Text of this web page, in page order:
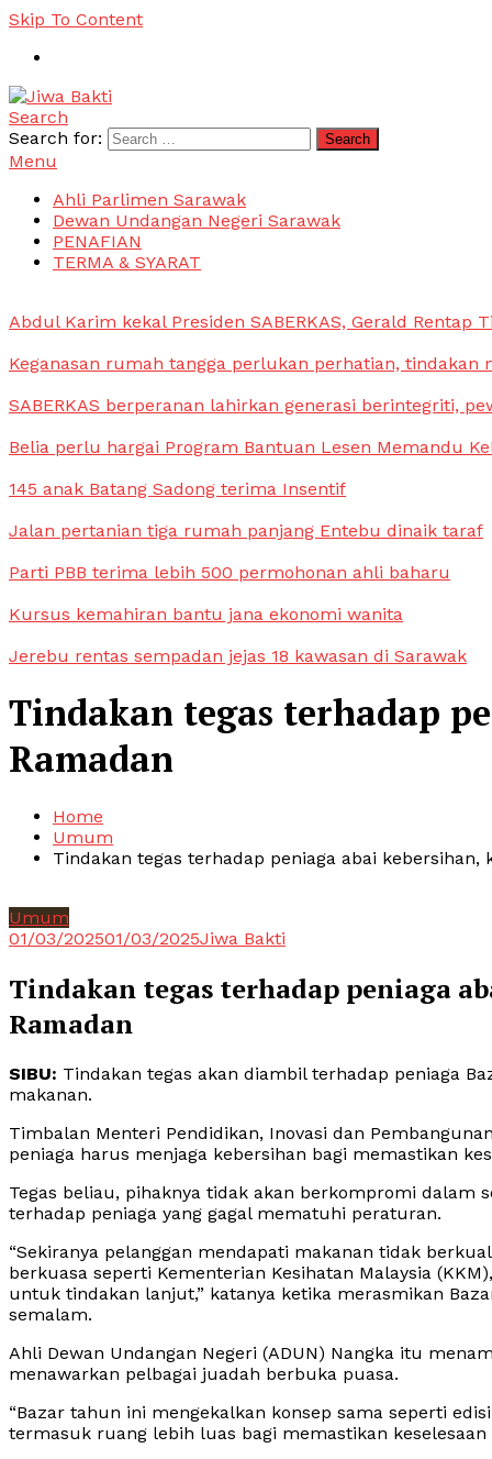
Skip To Content
Jiwa Bakti
Suara PBB Sarawak
Search
Search for:
Menu
Ahli Parlimen Sarawak
Dewan Undangan Negeri Sarawak
PENAFIAN
TERMA & SYARAT
Abdul Karim kekal Presiden SABERKAS, Gerald Rentap
Keganasan rumah tangga perlukan perhatian, tindakan
SABERKAS berperanan lahirkan generasi berintegriti,
Belia perlu hargai Program Bantuan Lesen Memandu
145 anak Batang Sadong terima Insentif
Jalan pertanian tiga rumah panjang Entebu dinaik taraf
Parti PBB terima lebih 500 permohonan ahli baharu
Kursus kemahiran bantu jana ekonomi wanita
Jerebu rentas sempadan jejas 18 kawasan di Sarawak
Tindakan tegas terhadap
Ramadan
Home
Umum
Tindakan tegas terhadap peniaga abai
Umum
01/03/202501/03/2025Jiwa Bakti
Tindakan tegas terhadap peniaga
Ramadan
SIBU: Tindakan tegas akan diambil terhadap peniaga
makanan.
Timbalan Menteri Pendidikan, Inovasi dan
peniaga harus menjaga kebersihan bagi memastikan
Tegas beliau, pihaknya tidak akan berkompromi dalam
terhadap peniaga yang gagal mematuhi peraturan.
“Sekiranya pelanggan mendapati makanan tidak
berkuasa seperti Kementerian Kesihatan Malaysia
untuk tindakan lanjut,” katanya ketika merasmikan
semalam.
Ahli Dewan Undangan Negeri (ADUN) Nangka itu
menawarkan pelbagai juadah berbuka puasa.
“Bazar tahun ini mengekalkan konsep sama seperti
termasuk ruang lebih luas bagi memastikan keselesaan